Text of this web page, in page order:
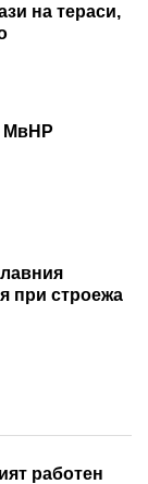
на тераси,
МвНР
при строежа
работен